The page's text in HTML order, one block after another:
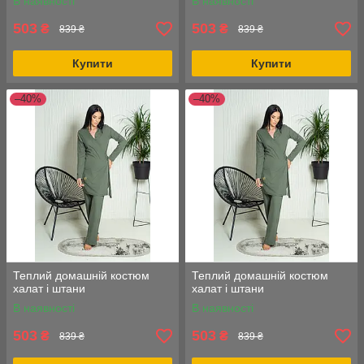
503 ₴ 839 ₴
Купити
503 ₴ 839 ₴
Купити
–40%
Теплий домашній костюм
халат і штани
В наявності
503 ₴ 839 ₴
–40%
Теплий домашній костюм
халат і штани
В наявності
503 ₴ 839 ₴